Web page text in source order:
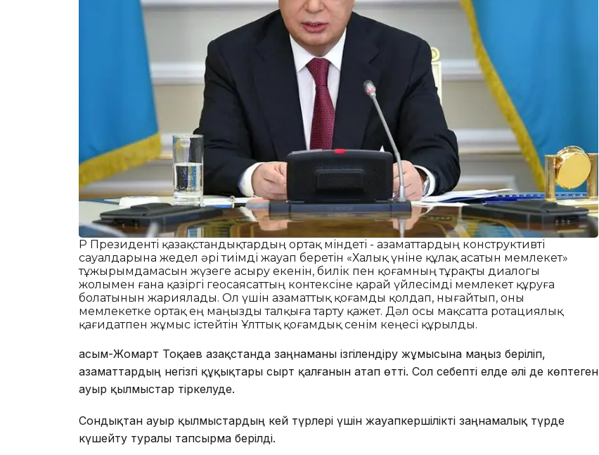
ҚР Президенті қазақстандықтардың ортақ міндеті - азаматтардың конструктивті
сауалдарына жедел әрі тиімді жауап беретін «Халық үніне құлақ асатын мемлекет»
тұжырымдамасын жүзеге асыру екенін, билік пен қоғамның тұрақты диалогы
жолымен ғана қазіргі геосаясаттың контексіне қарай үйлесімді мемлекет құруға
болатынын жариялады. Ол үшін азаматтық қоғамды қолдап, нығайтып, оны
мемлекетке ортақ ең маңызды талқыға тарту қажет. Дәл осы мақсатта ротациялық
қағидатпен жұмыс істейтін Ұлттық қоғамдық сенім кеңесі құрылды.
Қасым-Жомарт Тоқаев Қазақстанда заңнаманы ізгілендіру жұмысына маңыз беріліп,
азаматтардың негізгі құқықтары сырт қалғанын атап өтті. Сол себепті елде әлі де көптеген
ауыр қылмыстар тіркелуде.
Сондықтан ауыр қылмыстардың кей түрлері үшін жауапкершілікті заңнамалық түрде
күшейту туралы тапсырма берілді.